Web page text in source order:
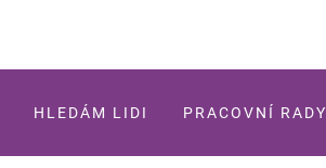
HLEDÁM LIDI PRACOVNÍ RADY